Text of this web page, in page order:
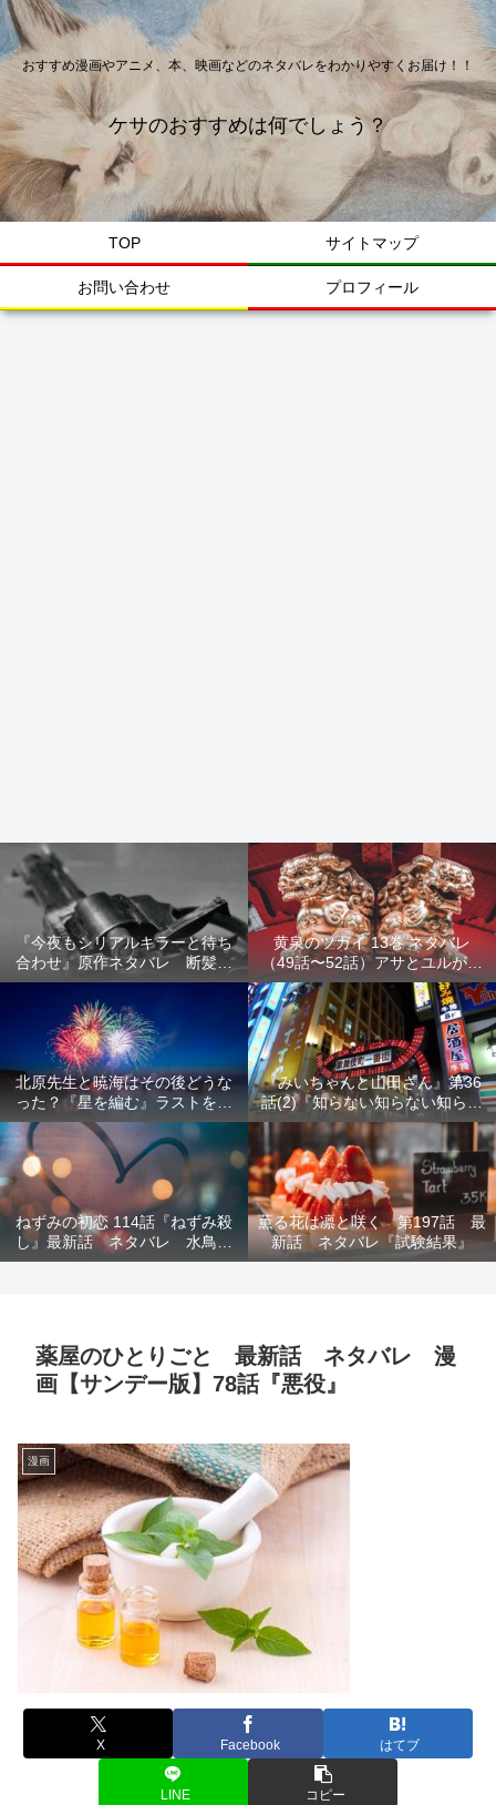
おすすめ漫画やアニメ、本、映画などのネタバレをわかりやすくお届け！！
ケサのおすすめは何でしょう？
TOP サイトマップ
お問い合わせ プロフィール
『今夜もシリアルキラーと待ち
合わせ』原作ネタバレ 断髪オ
ブジェ殺人事件 犯人の正体や
結末を解説
黄泉のツガイ 13巻 ネタバレ
（49話〜52話）アサとユルが家
出！西ノ村の真実とヒカルの決
意を解説
北原先生と暁海はその後どうな
った？『星を編む』ラストをネ
タバレ解説
『みいちゃんと山田さん』第36
話(2)『知らない知らない知らな
い』最新話 ネタバレ 犯人確
定 次回最終回
ねずみの初恋 114話『ねずみ殺
し』最新話 ネタバレ 水鳥死
亡 鯆を殺すか
薫る花は凛と咲く 第197話 最
新話 ネタバレ『試験結果』
薬屋のひとりごと 最新話 ネタバレ 漫
画【サンデー版】78話『悪役』
漫画
X Facebook はてブ
LINE コピー